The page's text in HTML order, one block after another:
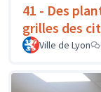
41 - Des
grilles des
Ville de Lyon